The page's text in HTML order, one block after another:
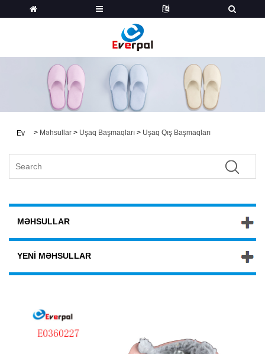
Ev > Məhsullar > Uşaq Başmaqları > Uşaq Qış Başmaqları
MƏHSULLAR
YENI MƏHSULLAR